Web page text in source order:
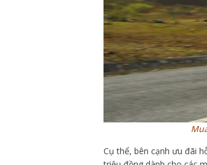
Cụ thể, bên cạnh ưu đãi